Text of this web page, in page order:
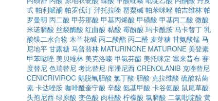
甙 帕利哌酮 帕罗伐汀 泮托拉唑 罂粟碱 帕苯咪唑 帕吉维林 帕
罗曼明 丙二酸 甲芬那酸 甲基丙烯酸 甲磺酸 甲基丙二酸 微酸
米诺膦酸 丝裂酶酸 红曲酸 黏酸 霉酚酸 玛卡酰胺 马卡替丁 乳
酸镁二水合物 木兰花碱 丙二酸酯 丙二醛 麦芽糖 甘氨酸锰 马
尼地平 甘露糖 马普替林 MATURINONE MATURONE 美登素
甲苯哒唑 美贝维林 美克洛嗪 甲氯芬酯 美托咪定 塞来昔布 赛
度替尼 色瑞替尼 考比替尼 库潘尼西 CRENOLANIB 克唑替尼
CENICRIVIROC 鹅脱氧胆酸 氯丁酸 胆酸 克拉维酸 硫酸粘菌
素 卡达唑胺 咖啡酰奎宁酸 辛酸 氨基甲酸 卡谷氨酸 鼠尾草酸
头孢尼西 绿原酸 变色酸 肉桂酸 柠檬酸 氯膦酸 二氯吡啶酸 黄